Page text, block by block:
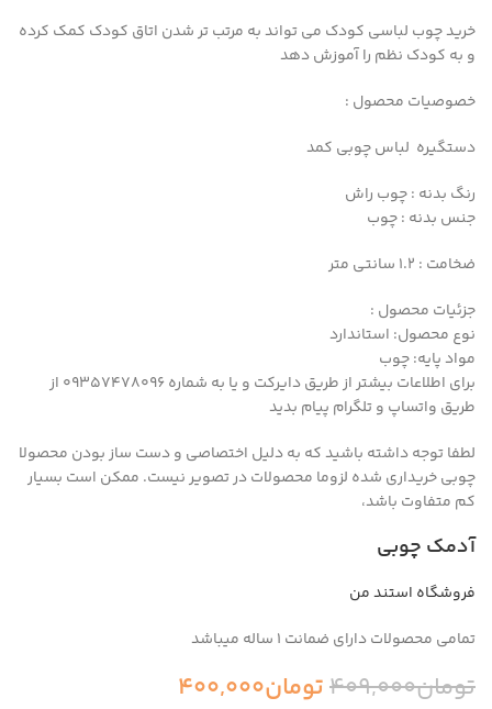
خرید چوب لباسی کودک می تواند به مرتب تر شدن اتاق کودک کمک کرده
و به کودک نظم را آموزش دهد
خصوصیات محصول :
دستگیره لباس چوبی کمد
رنگ بدنه : چوب راش
جنس بدنه : چوب
ضخامت : ۱.2 سانتی متر
جزئیات محصول :
نوع محصول: استاندارد
مواد پایه: چوب
برای اطلاعات بیشتر از طریق دایرکت و یا به شماره 09357478096 از
طریق واتساپ و تلگرام پیام بدید
لطفا توجه داشته باشید که به دلیل اختصاصی و دست ساز بودن محصولا
چوبی خریداری شده لزوما محصولات در تصویر نیست. ممکن است بسیار
کم متفاوت باشد،
آدمک چوبی
فروشگاه استند من
تمامی محصولات دارای ضمانت ۱ ساله میباشد
تومان409,000تومان400,000